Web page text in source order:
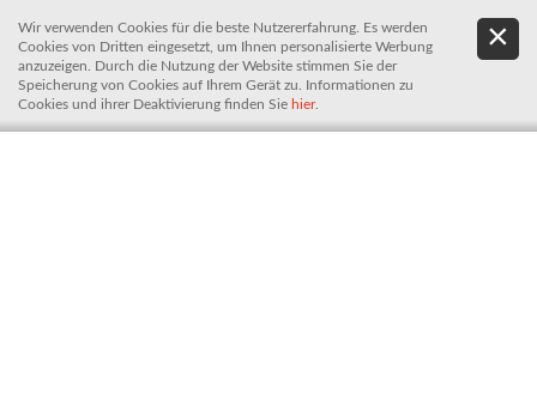
Wir verwenden Cookies für die beste Nutzererfahrung. Es werden
Cookies von Dritten eingesetzt, um Ihnen personalisierte Werbung
anzuzeigen. Durch die Nutzung der Website stimmen Sie der
Speicherung von Cookies auf Ihrem Gerät zu. Informationen zu
Cookies und ihrer Deaktivierung finden Sie hier.
De.It